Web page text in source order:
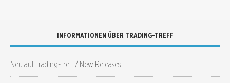
INFORMATIONEN ÜBER TRADING-TREFF
Neu auf Trading-Treff / New Releases